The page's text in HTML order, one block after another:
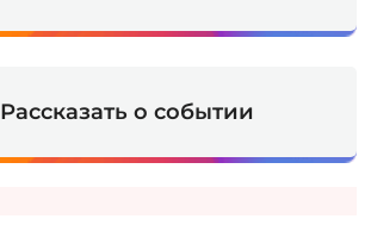
Рассказать о событии